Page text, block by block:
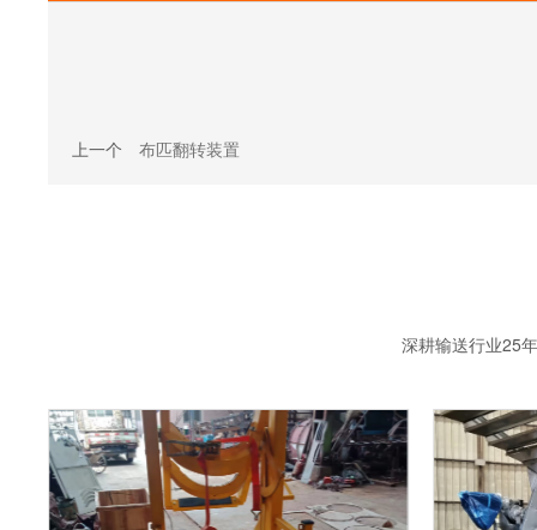
上一个 布匹翻转装置
深耕输送行业25